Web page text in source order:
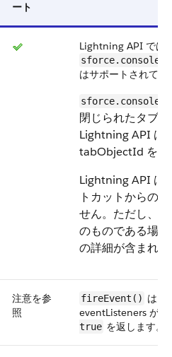
ート
Lightning API では
はサポートされてい
閉じられたタブ
Lightning API は
tabObjectId を返
Lightning API は
トカットからの
せん。ただし、
のものである場
の詳細が含まれ
注意を参
照
fireEvent() は、
eventListeners が
true を返します。